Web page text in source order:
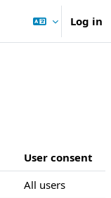
Log in
User consent
All users